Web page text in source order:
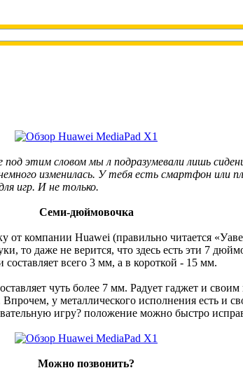
этим словом мы л подразумевали лишь
немного изменилась. У тебя есть смартфон
игр. И не только.
Семи-дюймовочка
компании Huawei (правильно читается
даже не верится, что здесь есть эти 7
всего 3 мм, а в короткой - 15 мм.
чуть более 7 мм. Радует гаджет и
Впрочем, у металлического исполнения есть и
игру? положение можно быстро
Можно позвонить?